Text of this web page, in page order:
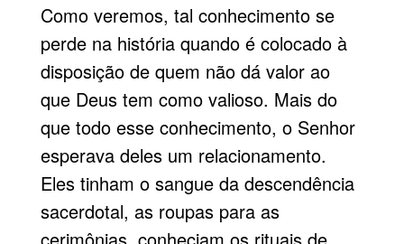
Como veremos, tal conhecimento se
perde na história quando é colocado à
disposição de quem não dá valor ao
que Deus tem como valioso. Mais do
que todo esse conhecimento, o Senhor
esperava deles um relacionamento.
Eles tinham o sangue da descendência
sacerdotal, as roupas para as